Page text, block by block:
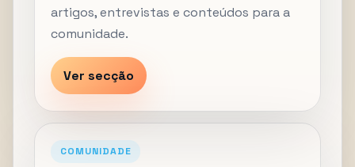
artigos, entrevistas e conteúdos para a
comunidade.
Ver secção
COMUNIDADE